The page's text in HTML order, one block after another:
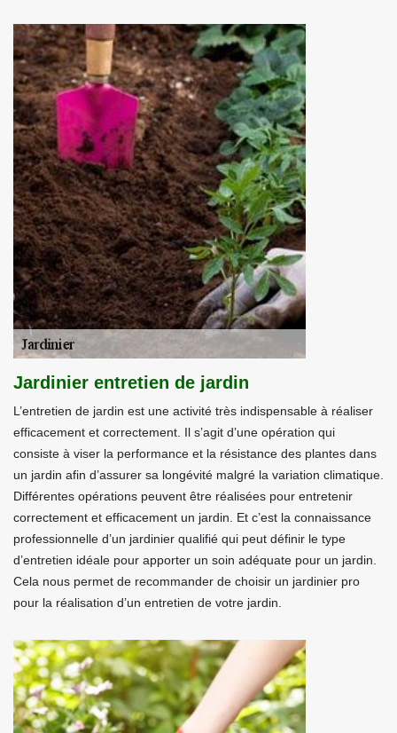
Jardinier entretien de jardin
L’entretien de jardin est une activité très indispensable à réaliser
efficacement et correctement. Il s’agit d’une opération qui
consiste à viser la performance et la résistance des plantes dans
un jardin afin d’assurer sa longévité malgré la variation climatique.
Différentes opérations peuvent être réalisées pour entretenir
correctement et efficacement un jardin. Et c’est la connaissance
professionnelle d’un jardinier qualifié qui peut définir le type
d’entretien idéale pour apporter un soin adéquate pour un jardin.
Cela nous permet de recommander de choisir un jardinier pro
pour la réalisation d’un entretien de votre jardin.